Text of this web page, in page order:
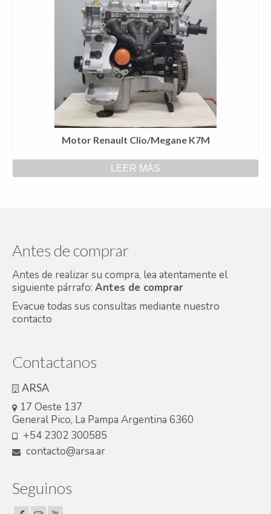
Motor Renault Clio/Megane K7M
LEER MÁS
Antes de comprar
Antes de realizar su compra, lea atentamente el
siguiente párrafo: Antes de comprar
Evacue todas sus consultas mediante nuestro
contacto
Contactanos
ARSA
17 Oeste 137
General Pico, La Pampa Argentina 6360
+54 2302 300585
contacto@arsa.ar
Seguinos